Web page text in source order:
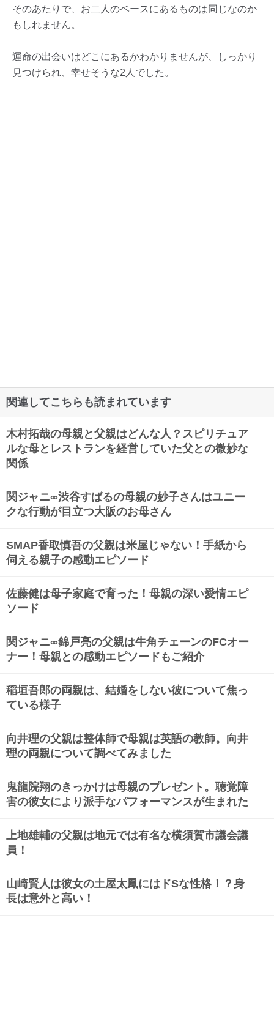
そのあたりで、お二人のベースにあるものは同じなのか
もしれません。
運命の出会いはどこにあるかわかりませんが、しっかり
見つけられ、幸せそうな2人でした。
関連してこちらも読まれています
木村拓哉の母親と父親はどんな人？スピリチュア
ルな母とレストランを経営していた父との微妙な
関係
関ジャニ∞渋谷すばるの母親の妙子さんはユニー
クな行動が目立つ大阪のお母さん
SMAP香取慎吾の父親は米屋じゃない！手紙から
伺える親子の感動エピソード
佐藤健は母子家庭で育った！母親の深い愛情エピ
ソード
関ジャニ∞錦戸亮の父親は牛角チェーンのFCオー
ナー！母親との感動エピソードもご紹介
稲垣吾郎の両親は、結婚をしない彼について焦っ
ている様子
向井理の父親は整体師で母親は英語の教師。向井
理の両親について調べてみました
鬼龍院翔のきっかけは母親のプレゼント。聴覚障
害の彼女により派手なパフォーマンスが生まれた
上地雄輔の父親は地元では有名な横須賀市議会議
員！
山崎賢人は彼女の土屋太鳳にはドSな性格！？身
長は意外と高い！